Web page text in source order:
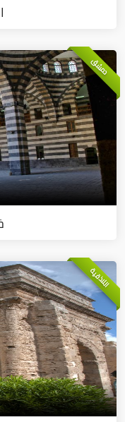
دمشق
اللاذقية